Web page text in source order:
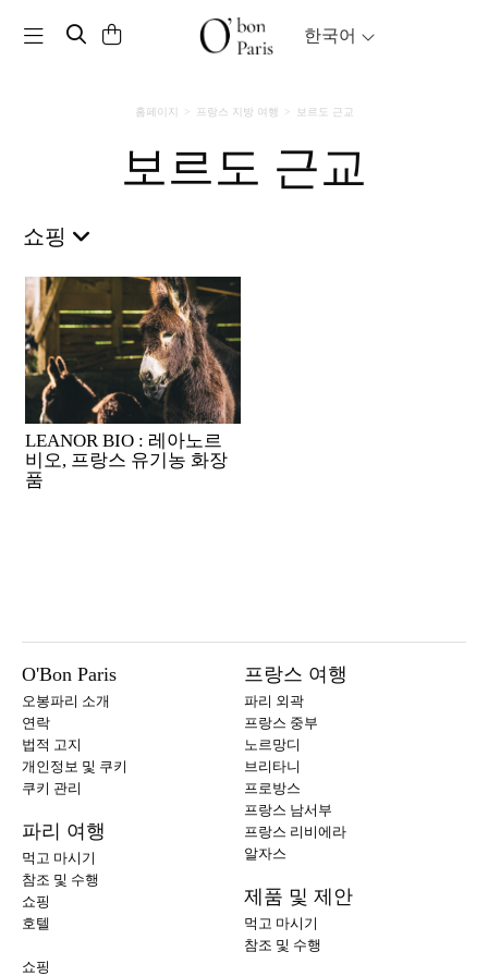
Toggle navigation 한국어
홈페이지 프랑스 지방 여행 보르도 근교
보르도 근교
쇼핑
LEANOR BIO : 레아노르
비오, 프랑스 유기농 화장
품
O'Bon Paris
오봉파리 소개
연락
법적 고지
개인정보 및 쿠키
쿠키 관리
파리 여행
먹고 마시기
참조 및 수행
쇼핑
호텔
프랑스 여행
파리 외곽
프랑스 중부
노르망디
브리타니
프로방스
프랑스 남서부
프랑스 리비에라
알자스
제품 및 제안
먹고 마시기
참조 및 수행
쇼핑